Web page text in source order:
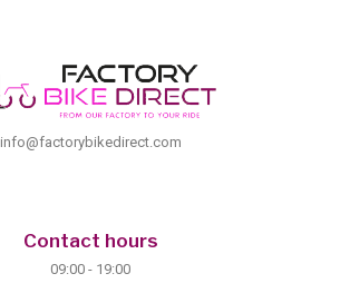
info@factorybikedirect.com
Contact hours
09:00 - 19:00